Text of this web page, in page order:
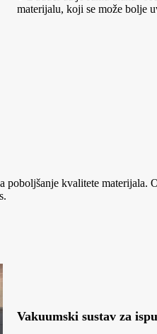
materijalu, koji se može bolje
kvalitete materijala.
Vakuumski sustav za